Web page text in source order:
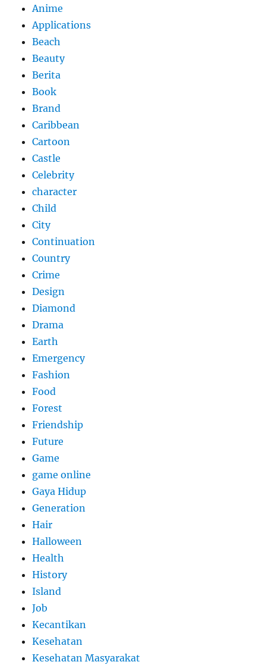
Anime
Applications
Beach
Beauty
Berita
Book
Brand
Caribbean
Cartoon
Castle
Celebrity
character
Child
City
Continuation
Country
Crime
Design
Diamond
Drama
Earth
Emergency
Fashion
Food
Forest
Friendship
Future
Game
game online
Gaya Hidup
Generation
Hair
Halloween
Health
History
Island
Job
Kecantikan
Kesehatan
Kesehatan Masyarakat